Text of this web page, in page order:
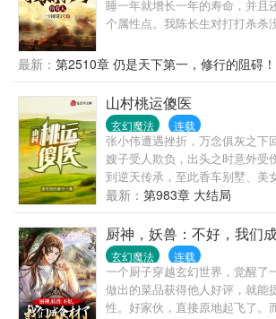
睡一年就增长一年的寿命，并且
个属性点。我陈长生对打打杀杀
子已经物是人非。沉睡百年，昔
沉睡千年，随手中下的花朵，已
的灵药。沉睡万年，原来养的小
帝。“你挖了我王家的祖坟，我们
天！”“一帮小兔崽子，怎么说话呢
家先祖一起偷过鸡摸过狗，这块
找的呢。”“现在我来看看他，不
随手掏出腰间的柴刀轻轻一划，
两半。人族大帝：老师，是你回
最新： 第2510章 仍是天下第一，修行的阻碍！
山村桃运傻医
玄幻魔法 连载
张小伟遭遇挫折，万念俱灰之下
嫂子受人欺负，出头之时意外受
到逆天传承，至此香车别墅、美
最新： 第983章 大结局
厨神，妖兽：不好，我们
玄幻魔法 连载
一个厨子穿越玄幻世界，觉醒了
做出的菜品获得他人好评，就能
性。好家伙，直接原地起飞了。